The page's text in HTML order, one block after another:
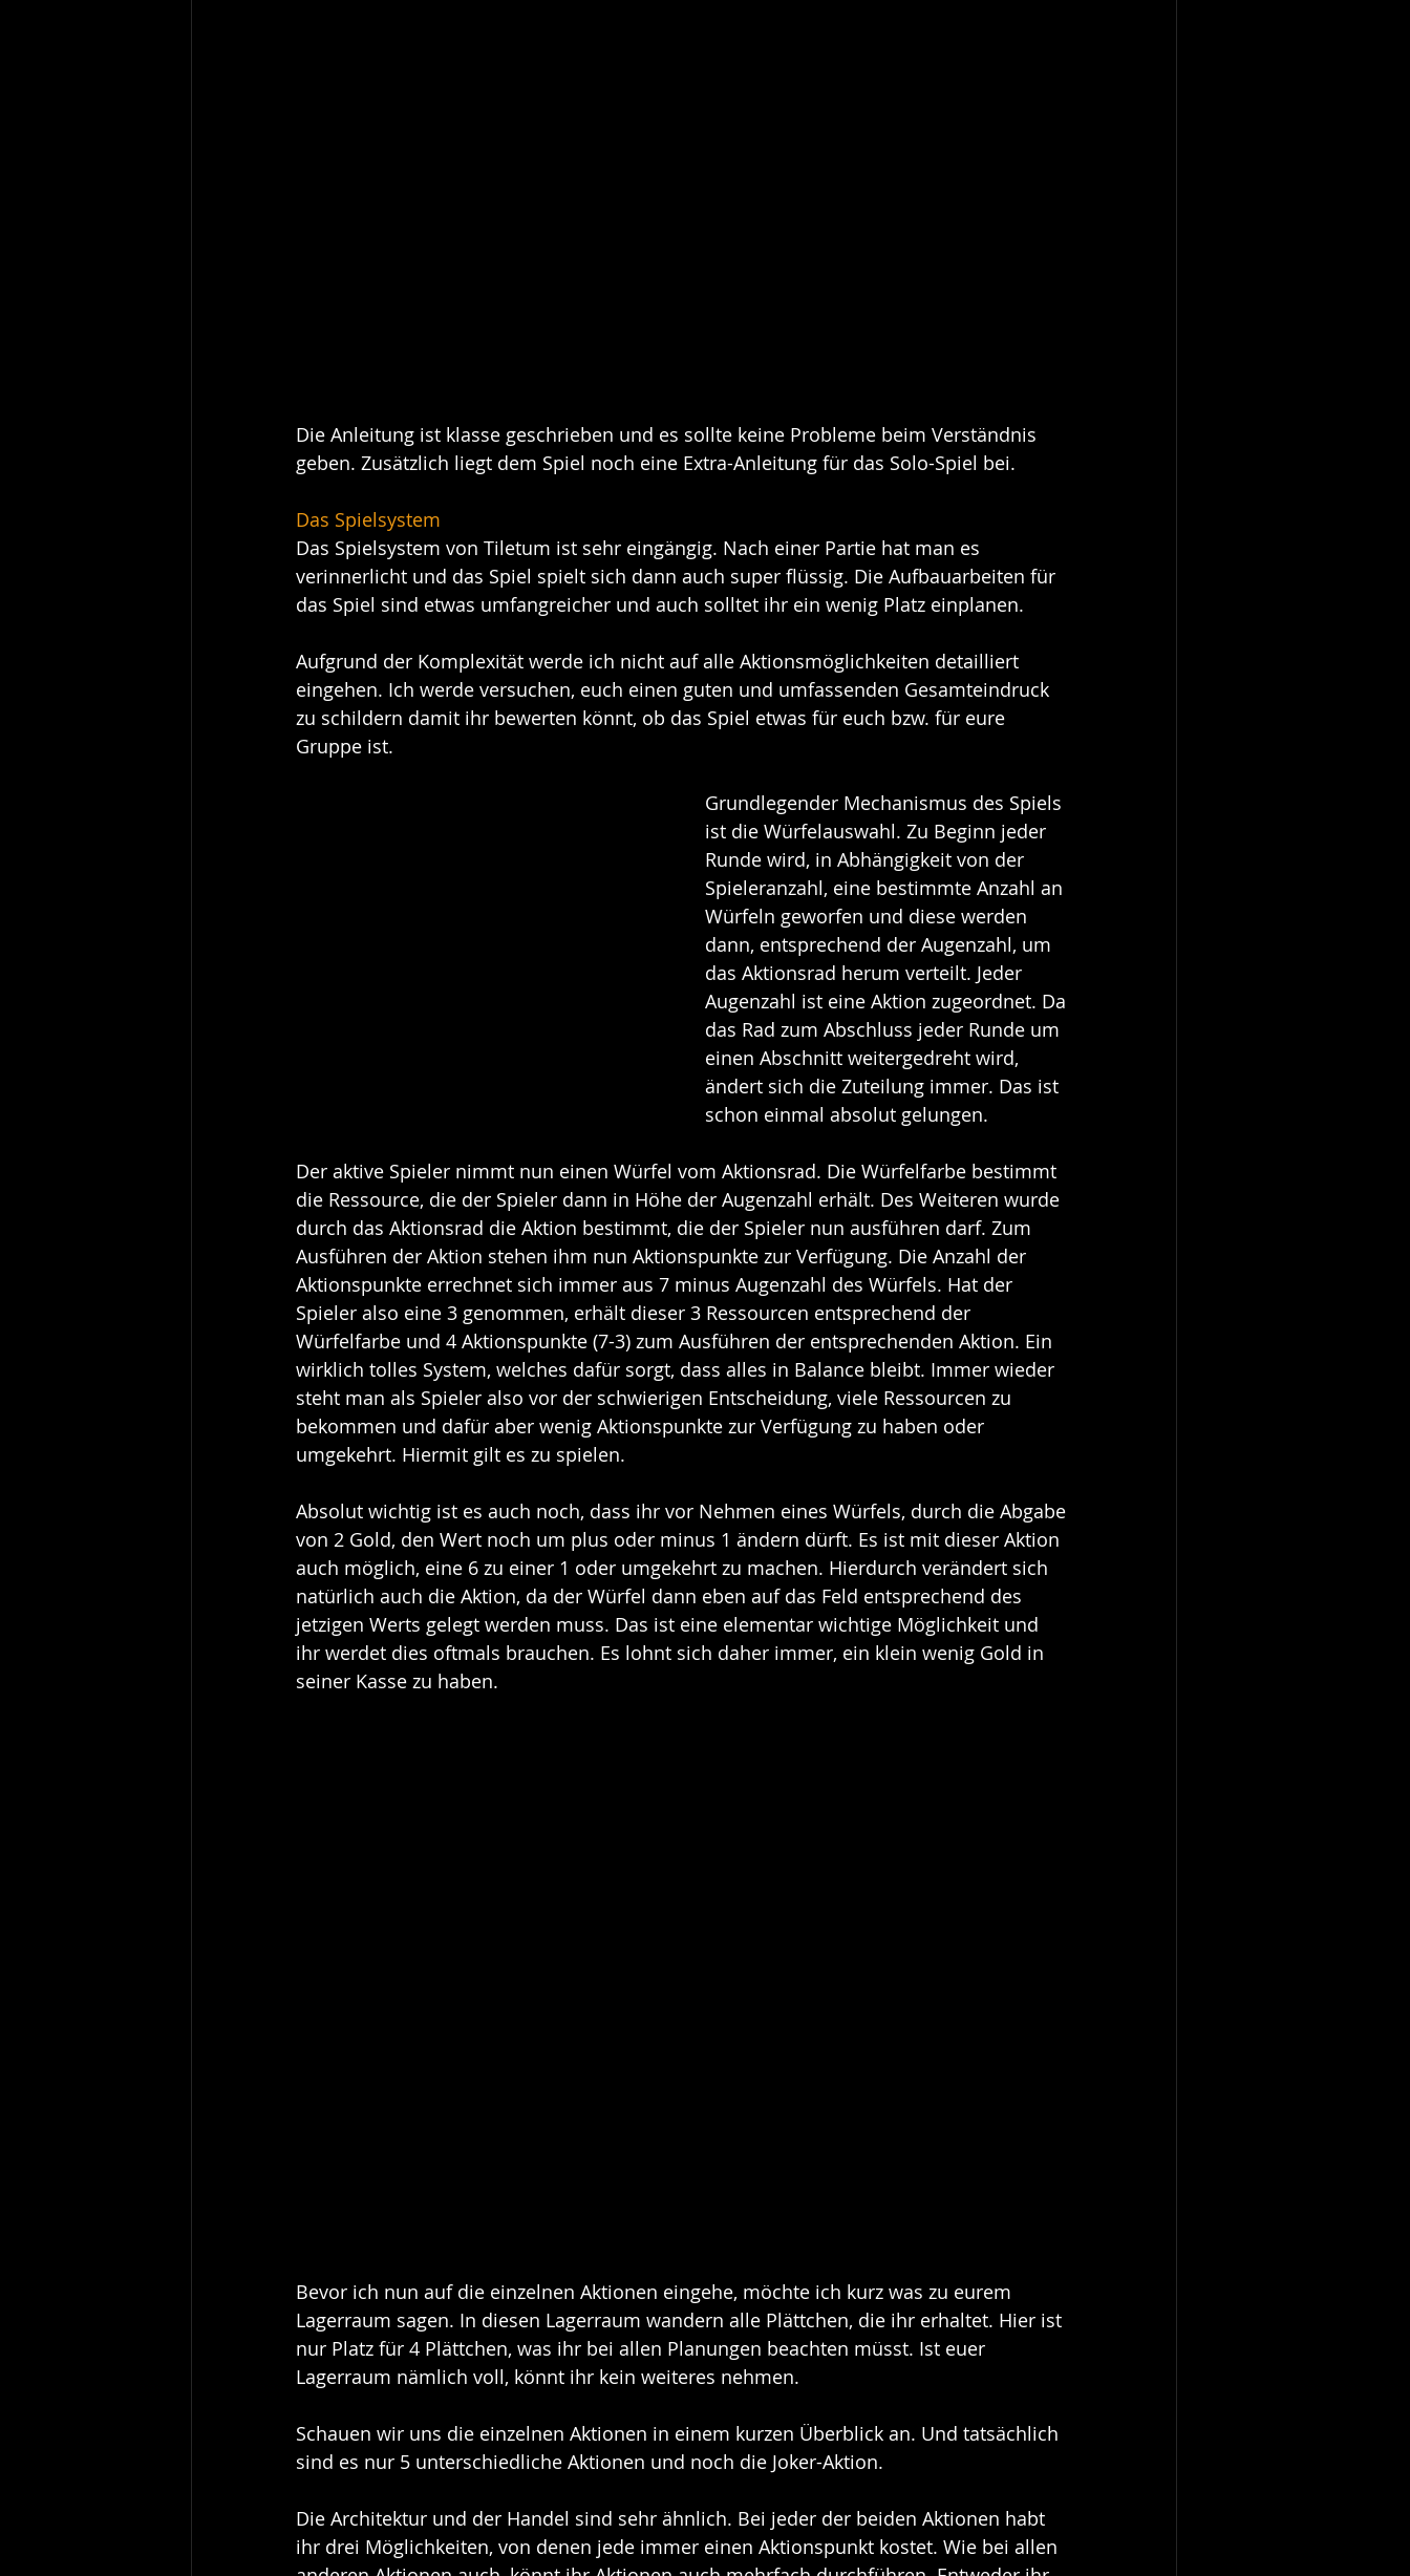
Die Anleitung ist klasse geschrieben und es sollte keine Probleme beim Verständnis
geben. Zusätzlich liegt dem Spiel noch eine Extra-Anleitung für das Solo-Spiel bei.
Das Spielsystem
Das Spielsystem von Tiletum ist sehr eingängig. Nach einer Partie hat man es
verinnerlicht und das Spiel spielt sich dann auch super flüssig. Die Aufbauarbeiten für
das Spiel sind etwas umfangreicher und auch solltet ihr ein wenig Platz einplanen.
Aufgrund der Komplexität werde ich nicht auf alle Aktionsmöglichkeiten detailliert
eingehen. Ich werde versuchen, euch einen guten und umfassenden Gesamteindruck
zu schildern damit ihr bewerten könnt, ob das Spiel etwas für euch bzw. für eure
Gruppe ist.
Grundlegender Mechanismus des Spiels
ist die Würfelauswahl. Zu Beginn jeder
Runde wird, in Abhängigkeit von der
Spieleranzahl, eine bestimmte Anzahl an
Würfeln geworfen und diese werden
dann, entsprechend der Augenzahl, um
das Aktionsrad herum verteilt. Jeder
Augenzahl ist eine Aktion zugeordnet. Da
das Rad zum Abschluss jeder Runde um
einen Abschnitt weitergedreht wird,
ändert sich die Zuteilung immer. Das ist
schon einmal absolut gelungen.
Der aktive Spieler nimmt nun einen Würfel vom Aktionsrad. Die Würfelfarbe bestimmt
die Ressource, die der Spieler dann in Höhe der Augenzahl erhält. Des Weiteren wurde
durch das Aktionsrad die Aktion bestimmt, die der Spieler nun ausführen darf. Zum
Ausführen der Aktion stehen ihm nun Aktionspunkte zur Verfügung. Die Anzahl der
Aktionspunkte errechnet sich immer aus 7 minus Augenzahl des Würfels. Hat der
Spieler also eine 3 genommen, erhält dieser 3 Ressourcen entsprechend der
Würfelfarbe und 4 Aktionspunkte (7-3) zum Ausführen der entsprechenden Aktion. Ein
wirklich tolles System, welches dafür sorgt, dass alles in Balance bleibt. Immer wieder
steht man als Spieler also vor der schwierigen Entscheidung, viele Ressourcen zu
bekommen und dafür aber wenig Aktionspunkte zur Verfügung zu haben oder
umgekehrt. Hiermit gilt es zu spielen.
Absolut wichtig ist es auch noch, dass ihr vor Nehmen eines Würfels, durch die Abgabe
von 2 Gold, den Wert noch um plus oder minus 1 ändern dürft. Es ist mit dieser Aktion
auch möglich, eine 6 zu einer 1 oder umgekehrt zu machen. Hierdurch verändert sich
natürlich auch die Aktion, da der Würfel dann eben auf das Feld entsprechend des
jetzigen Werts gelegt werden muss. Das ist eine elementar wichtige Möglichkeit und
ihr werdet dies oftmals brauchen. Es lohnt sich daher immer, ein klein wenig Gold in
seiner Kasse zu haben.
Bevor ich nun auf die einzelnen Aktionen eingehe, möchte ich kurz was zu eurem
Lagerraum sagen. In diesen Lagerraum wandern alle Plättchen, die ihr erhaltet. Hier ist
nur Platz für 4 Plättchen, was ihr bei allen Planungen beachten müsst. Ist euer
Lagerraum nämlich voll, könnt ihr kein weiteres nehmen.
Schauen wir uns die einzelnen Aktionen in einem kurzen Überblick an. Und tatsächlich
sind es nur 5 unterschiedliche Aktionen und noch die Joker-Aktion.
Die Architektur und der Handel sind sehr ähnlich. Bei jeder der beiden Aktionen habt
ihr drei Möglichkeiten, von denen jede immer einen Aktionspunkt kostet. Wie bei allen